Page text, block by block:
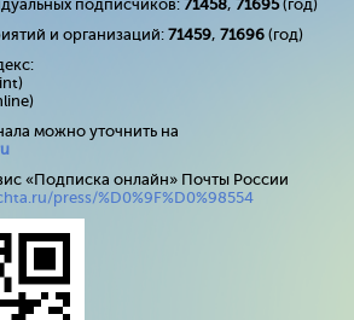
подписчиков: 71458, 71695(год)
и организаций: 71459, 71696 (год)
можно уточнить на
«Подписка онлайн» Почты России
press/%D0%9F%D0%98554